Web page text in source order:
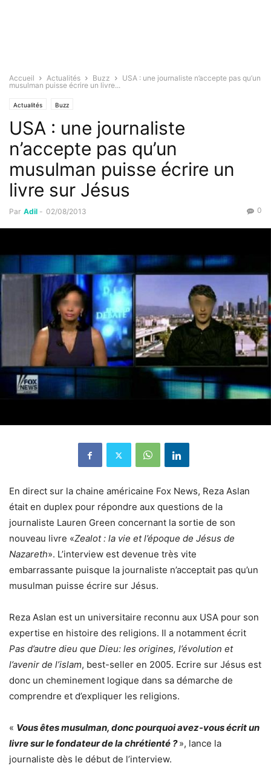
Accueil Actualités Buzz
USA : une journaliste n’accepte pas qu’un
musulman puisse écrire un livre...
Actualités Buzz
USA : une journaliste
n’accepte pas qu’un
musulman puisse écrire un
livre sur Jésus
Par Adil - 02/08/2013 0
En direct sur la chaine américaine Fox News, Reza Aslan
était en duplex pour répondre aux questions de la
journaliste Lauren Green concernant la sortie de son
nouveau livre «Zealot : la vie et l’époque de Jésus de
Nazareth». L’interview est devenue très vite
embarrassante puisque la journaliste n’acceptait pas qu’un
musulman puisse écrire sur Jésus.
Reza Aslan est un universitaire reconnu aux USA pour son
expertise en histoire des religions. Il a notamment écrit
Pas d’autre dieu que Dieu: les origines, l’évolution et
l’avenir de l’islam, best-seller en 2005. Ecrire sur Jésus est
donc un cheminement logique dans sa démarche de
comprendre et d’expliquer les religions.
« Vous êtes musulman, donc pourquoi avez-vous écrit un
livre sur le fondateur de la chrétienté ? », lance la
journaliste dès le début de l’interview.